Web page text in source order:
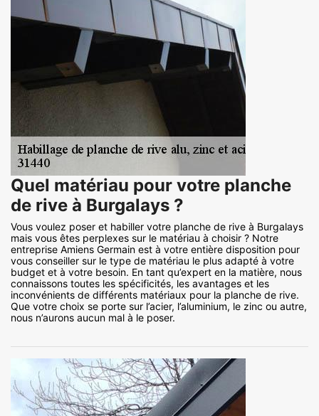
Quel matériau pour votre planche
de rive à Burgalays ?
Vous voulez poser et habiller votre planche de rive à Burgalays
mais vous êtes perplexes sur le matériau à choisir ? Notre
entreprise Amiens Germain est à votre entière disposition pour
vous conseiller sur le type de matériau le plus adapté à votre
budget et à votre besoin. En tant qu’expert en la matière, nous
connaissons toutes les spécificités, les avantages et les
inconvénients de différents matériaux pour la planche de rive.
Que votre choix se porte sur l’acier, l’aluminium, le zinc ou autre,
nous n’aurons aucun mal à le poser.